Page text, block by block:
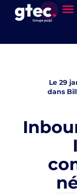
Panneau de gestion
Le29
dans